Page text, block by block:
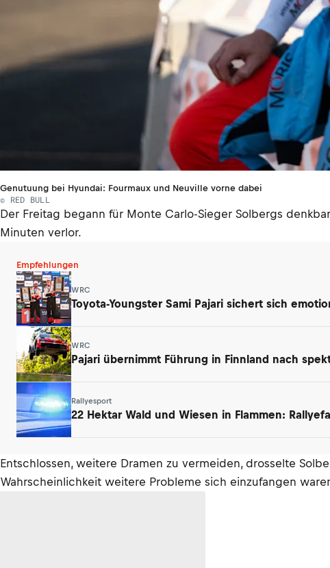
Genutuung bei Hyundai: Fourmaux und Neuville vorne dabei
© RED BULL
Der Freitag begann für Monte Carlo-Sieger Solbergs
Minuten verlor.
Empfehlungen
WRC
Toyota-Youngster Sami Pajari sichert sich
WRC
Pajari übernimmt Führung in Finnland nach
Rallyesport
22 Hektar Wald und Wiesen in Flammen:
Entschlossen, weitere Dramen zu vermeiden, drosselte
Wahrscheinlichkeit weitere Probleme sich einzufangen